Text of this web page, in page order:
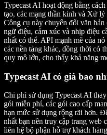
Typecast AI hoạt động bằng
tạo, các mạng thần kinh và Xử
Công cụ này chuyển đổi văn
ngữ điệu, cảm xúc và nhịp điệu
nhất có thể. API mạnh mẽ của
các nền tảng khác, đồng thời có
quy mô lớn, cho thấy khả năng
Typecast AI có giá bao
Chi phí sử dụng Typecast AI
gói miễn phí, các gói cao cấp
hạn mức sử dụng rộng rãi hơn.
nhất bạn nên truy cập trang web
liên hệ bộ phận hỗ trợ khách